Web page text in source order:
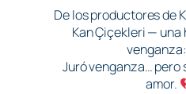
De los productores de
Kan Çiçekleri — una
Juró venganza… pero
amor.